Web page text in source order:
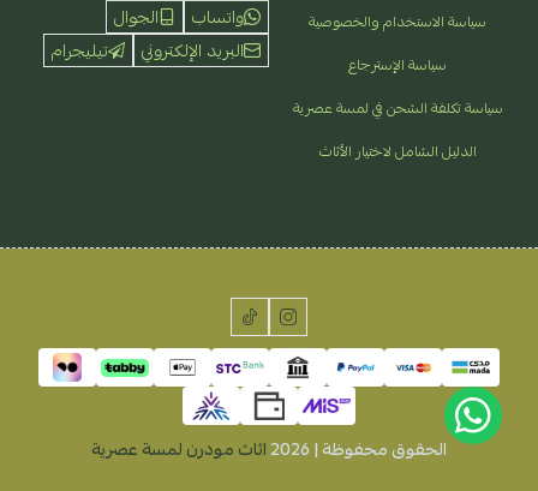
سياسة الاستخدام والخصوصية
سياسة الإسترجاع
سياسة تكلفة الشحن في لمسة عصرية
الدليل الشامل لاختيار الأثاث
واتساب
الجوال
البريد الإلكتروني
تيليجرام
الحقوق محفوظة | 2026 اثاث مودرن لمسة عصرية